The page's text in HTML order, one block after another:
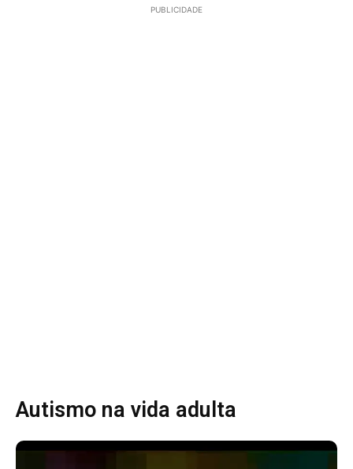
PUBLICIDADE
Autismo na vida adulta